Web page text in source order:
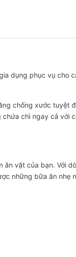
dụng phục vụ cho
chống xước tuyệt
chì ngay cả với
ăn vặt của bạn. Với
những bữa ăn nhẹ